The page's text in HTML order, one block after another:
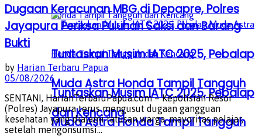
Tuntaskan Musim IATC 2025, Pebalap
Muda Astra Honda Tampil Tangguh
dan Kencang
Tuntaskan Musim IATC 2025, Pebalap
Muda Astra Honda Tampil Tangguh
Dugaan Keracunan MBG di Depapre, Polres
Jayapura Periksa Puluhan Saksi dan Barang
Bukti
by Harian Terbaru Papua
05/08/2026
SENTANI, HarianTerbaruPapua.com – Kepolisian Resor
(Polres) Jayapura terus mengusut dugaan gangguan
kesehatan yang dialami ratusan warga, mayoritas pelajar,
setelah mengonsumsi...